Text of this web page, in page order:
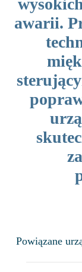
awarii.
Powiązane